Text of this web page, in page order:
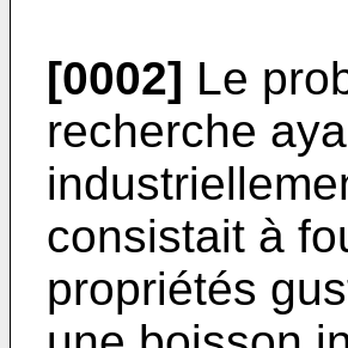
[0002] Le
recherche
consistait à
propriétés